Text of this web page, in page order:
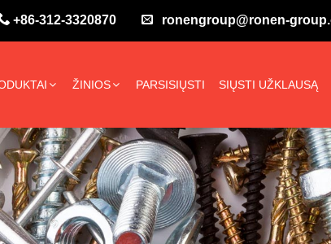
+86-312-3320870 ronengroup@ronen-
ŽINIOS PARSISIŲSTI SIŲSTI UŽKLAUSĄ